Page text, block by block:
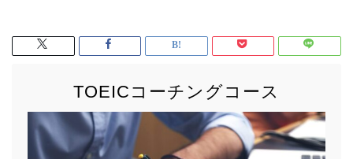
TOEICコーチングコース